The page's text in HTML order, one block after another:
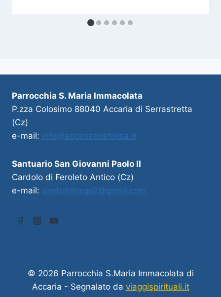
Parrocchia S. Maria Immacolata
P.zza Colosimo 88040 Accaria di Serrastretta
(Cz)
e-mail: info@accariapostolica.it
Santuario San Giovanni Paolo II
Cardolo di Feroleto Antico (Cz)
e-mail: santuariosgp2@gmail.com
© 2026 Parrocchia S.Maria Immacolata di
Accaria - Segnalato da viaggispirituali.it